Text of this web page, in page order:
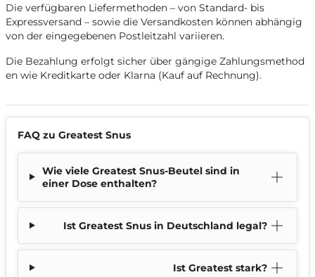
Die verfügbaren Liefermethoden – von Standard- bis
Expressversand – sowie die Versandkosten können abhängig
von der eingegebenen Postleitzahl variieren.
Die Bezahlung erfolgt sicher über gängige Zahlungsmethod
en wie Kreditkarte oder Klarna (Kauf auf Rechnung).
FAQ zu Greatest Snus
Wie viele Greatest Snus-Beutel sind in
einer Dose enthalten?
Ist Greatest Snus in Deutschland legal?
Ist Greatest stark?